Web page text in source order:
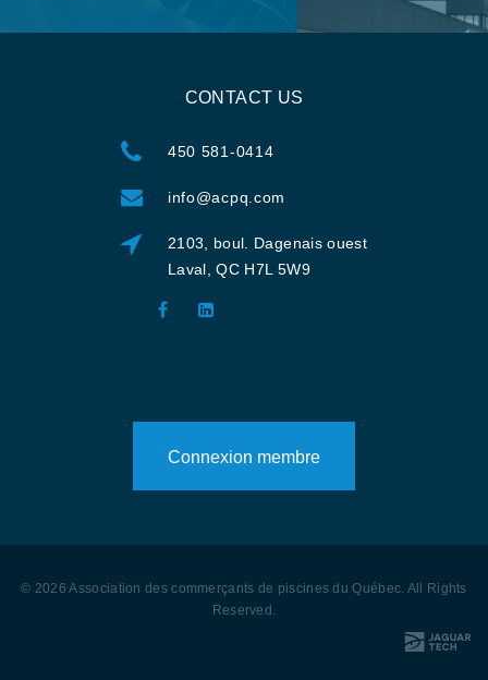
CONTACT US
450 581-0414
info@acpq.com
2103, boul. Dagenais ouest
Laval, QC H7L 5W9
Connexion membre
© 2026 Association des commerçants de piscines du Québec. All Rights
Reserved .